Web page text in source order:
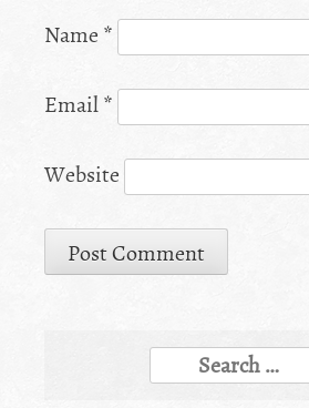
Name *
Email *
Website
Search